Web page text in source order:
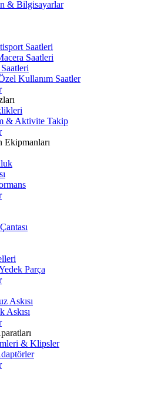
& Bilgisayarlar
Saatleri
Saatleri
Kullanım Saatler
& Aktivite Takip
Parça
Askısı
Askısı
& Klipsler